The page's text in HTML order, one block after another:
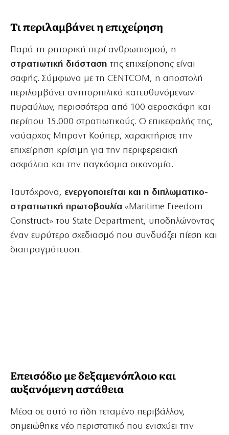
Τι περιλαμβάνει η επιχείρηση
Παρά τη ρητορική περί ανθρωπισμού, η
στρατιωτική διάσταση της επιχείρησης είναι
σαφής. Σύμφωνα με τη CENTCOM, η αποστολή
περιλαμβάνει αντιτορπιλικά κατευθυνόμενων
πυραύλων, περισσότερα από 100 αεροσκάφη και
περίπου 15.000 στρατιωτικούς. Ο επικεφαλής της,
ναύαρχος Μπραντ Κούπερ, χαρακτήρισε την
επιχείρηση κρίσιμη για την περιφερειακή
ασφάλεια και την παγκόσμια οικονομία.
Ταυτόχρονα, ενεργοποιείται και η διπλωματικο-
στρατιωτική πρωτοβουλία «Maritime Freedom
Construct» του State Department, υποδηλώνοντας
έναν ευρύτερο σχεδιασμό που συνδυάζει πίεση και
διαπραγμάτευση.
Επεισόδιο με δεξαμενόπλοιο και
αυξανόμενη αστάθεια
Μέσα σε αυτό το ήδη τεταμένο περιβάλλον,
σημειώθηκε νέο περιστατικό που ενισχύει την